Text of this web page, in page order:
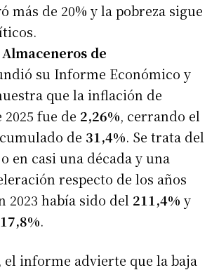
más de 20% y la pobreza sigue
de
su Informe Económico y
que la inflación de
fue de 2,26%, cerrando el
de 31,4%. Se trata del
en casi una década y una
respecto de los años
2023 había sido del 211,4% y
.
el informe advierte que la baja